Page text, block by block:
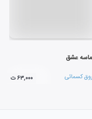
عشق
کسمائی ۶۳,۰۰۰ ت